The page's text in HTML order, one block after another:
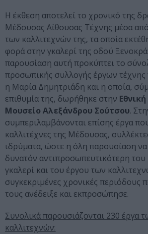
Η έκθεση αποτελεί το χρονικό της
Μέδουσας Αίθουσας Τέχνης μέσα
των καλλιτεχνών της, τα οποία
φορά στην γκαλερί της οδού
παρουσίαση αυτή προκύπτει το
προσωπικής συλλογής έργων
η Μαρία Δημητριάδη και η οποία,
επιθυμία της, δωρήθηκε στην
Μουσείο Αλεξάνδρου Σούτσου.
συμπεριλαμβάνονται επίσης έργα
καλλιτέχνες της Μέδουσας,
ιδρύματα, ώστε η όλη παρουσίαση να
δυνατόν αντιπροσωπευτικότερη
γκαλερί και του έργου των
συγκεκριμένες χρονικές
τους ανέδειξε και εκπροσώπησε.
Συνολικά παρουσιάζονται 230 έργα
καλλιτεχνών: